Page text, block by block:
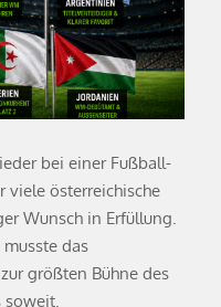
bei einer Fußball-
viele österreichische
Wunsch in Erfüllung.
das
größten Bühne des